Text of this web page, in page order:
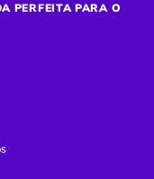
PERFEITA PARA O